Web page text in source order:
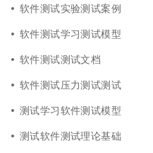
软件测试实验测试案例
软件测试学习测试模型
软件测试测试文档
软件测试压力测试测试
测试学习软件测试模型
测试软件测试理论基础